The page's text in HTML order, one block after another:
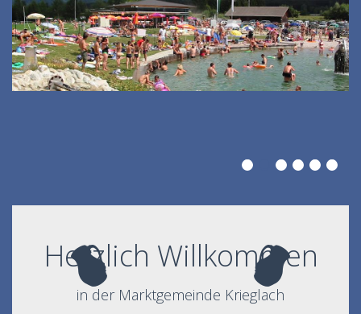
Herzlich Willkommen
in der Marktgemeinde Krieglach